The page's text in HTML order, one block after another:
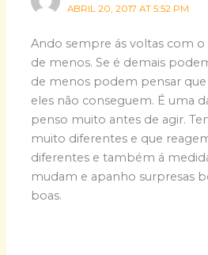
ABRIL 20, 2017 AT 5:52 PM
Ando sempre ás voltas com o
de menos. Se é demais
de menos podem pensar
eles não conseguem. É uma
penso muito antes de agir.
muito diferentes e que
diferentes e também á
mudam e apanho surpresas
boas.